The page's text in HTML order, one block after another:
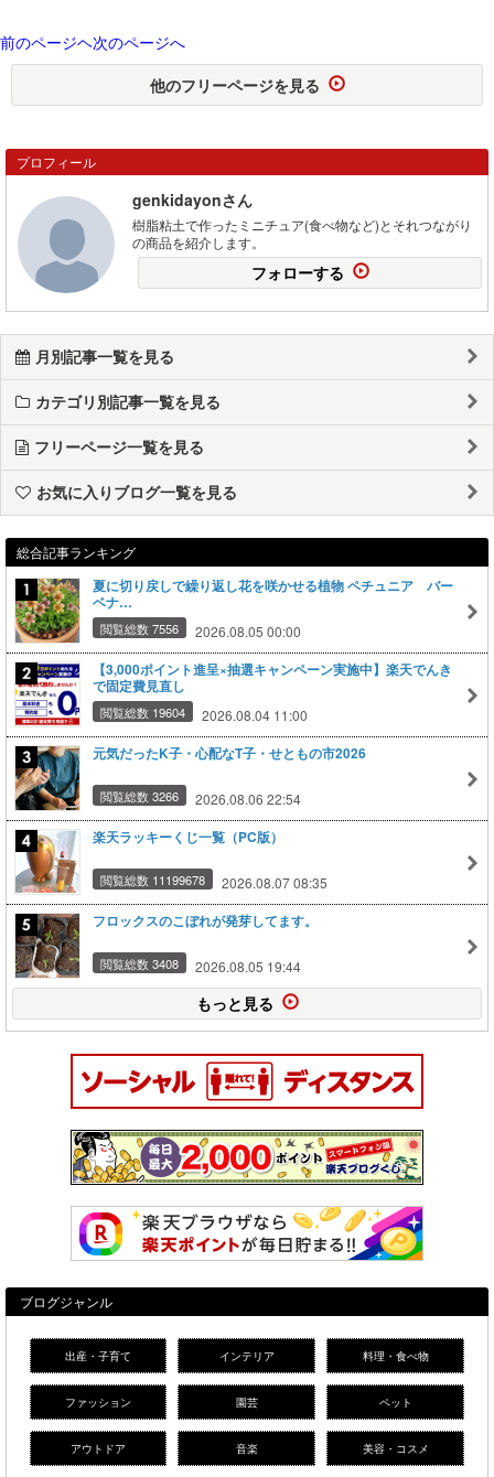
前のページヘ次のページへ
他のフリーページを見る
プロフィール
genkidayonさん
樹脂粘土で作ったミニチュア(食べ物など)とそれつながり
の商品を紹介します。
フォローする
月別記事一覧を見る
カテゴリ別記事一覧を見る
フリーページ一覧を見る
お気に入りブログ一覧を見る
総合記事ランキング
夏に切り戻しで繰り返し花を咲かせる植物 ペチュニア バー
ベナ…
閲覧総数 7556 2026.08.05 00:00
【3,000ポイント進呈×抽選キャンペーン実施中】楽天でんき
で固定費見直し
閲覧総数 19604 2026.08.04 11:00
元気だったK子・心配なT子・せともの市2026
閲覧総数 3266 2026.08.06 22:54
楽天ラッキーくじ一覧（PC版）
閲覧総数 11199678 2026.08.07 08:35
フロックスのこぼれが発芽してます。
閲覧総数 3408 2026.08.05 19:44
もっと見る
ブログジャンル
出産・子育て インテリア 料理・食べ物
ファッション 園芸 ペット
アウトドア 音楽 美容・コスメ